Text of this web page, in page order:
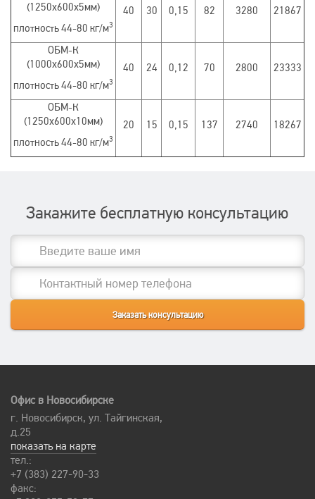
(1250х600х5мм)
плотность 44-80 кг/м3
40 30 0,15 82 3280 21867
ОБМ-К
(1000х600х5мм)
плотность 44-80 кг/м3
40 24 0,12 70 2800 23333
ОБМ-К
(1250х600х10мм)
плотность 44-80 кг/м3
20 15 0,15 137 2740 18267
Закажите бесплатную консультацию
Офис в Новосибирске
г. Новосибирск, ул. Тайгинская,
д.25
показать на карте
тел.:
+7 (383) 227-90-33
факс: